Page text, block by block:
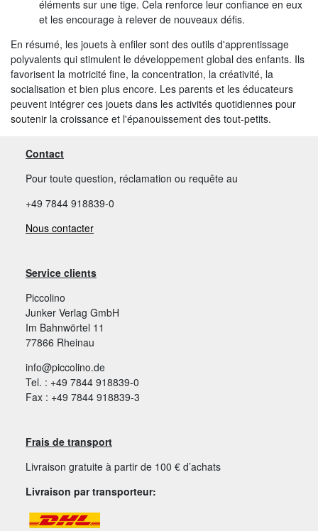
éléments sur une tige. Cela renforce leur confiance en eux
et les encourage à relever de nouveaux défis.
En résumé, les jouets à enfiler sont des outils d'apprentissage
polyvalents qui stimulent le développement global des enfants. Ils
favorisent la motricité fine, la concentration, la créativité, la
socialisation et bien plus encore. Les parents et les éducateurs
peuvent intégrer ces jouets dans les activités quotidiennes pour
soutenir la croissance et l'épanouissement des tout-petits.
Contact
Pour toute question, réclamation ou requête au
+49 7844 918839-0
Nous contacter
Service clients
Piccolino
Junker Verlag GmbH
Im Bahnwörtel 11
77866 Rheinau
info@piccolino.de
Tel. : +49 7844 918839-0
Fax : +49 7844 918839-3
Frais de transport
Livraison gratuite à partir de 100 € d’achats
Livraison par transporteur: